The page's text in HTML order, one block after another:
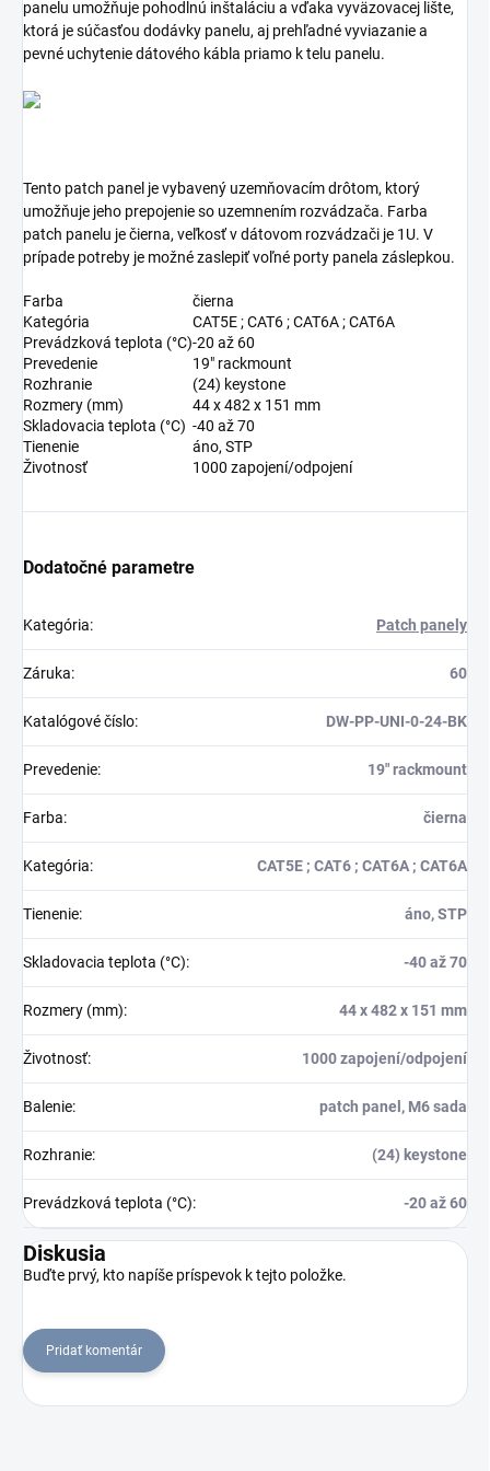
panelu umožňuje pohodlnú inštaláciu a vďaka vyväzovacej lište,
ktorá je súčasťou dodávky panelu, aj prehľadné vyviazanie a
pevné uchytenie dátového kábla priamo k telu panelu.
Tento patch panel je vybavený uzemňovacím drôtom, ktorý
umožňuje jeho prepojenie so uzemnením rozvádzača. Farba
patch panelu je čierna, veľkosť v dátovom rozvádzači je 1U. V
prípade potreby je možné zaslepiť voľné porty panela záslepkou.
Farba
čierna
Kategória
CAT5E ; CAT6 ; CAT6A ; CAT6A
Prevádzková teplota (°C)-20 až 60
Prevedenie
19" rackmount
Rozhranie
(24) keystone
Rozmery (mm)
44 x 482 x 151 mm
Skladovacia teplota (°C) -40 až 70
Tienenie
áno, STP
Životnosť
1000 zapojení/odpojení
Dodatočné parametre
Kategória: Patch panely
Záruka: 60
Katalógové číslo: DW-PP-UNI-0-24-BK
Prevedenie: 19" rackmount
Farba: čierna
Kategória: CAT5E ; CAT6 ; CAT6A ; CAT6A
Tienenie: áno, STP
Skladovacia teplota (°C): -40 až 70
Rozmery (mm): 44 x 482 x 151 mm
Životnosť: 1000 zapojení/odpojení
Balenie: patch panel, M6 sada
Rozhranie: (24) keystone
Prevádzková teplota (°C): -20 až 60
Diskusia
Buďte prvý, kto napíše príspevok k tejto položke.
Pridať komentár